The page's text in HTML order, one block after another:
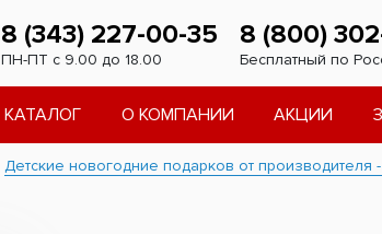
8 (343) 227-00-35
ПН-ПТ с 9.00 до 18.00
8 (800)
Бесплатный по
КАТАЛОГ О КОМПАНИИ АКЦИИ
Детские новогодние подарков от производителя